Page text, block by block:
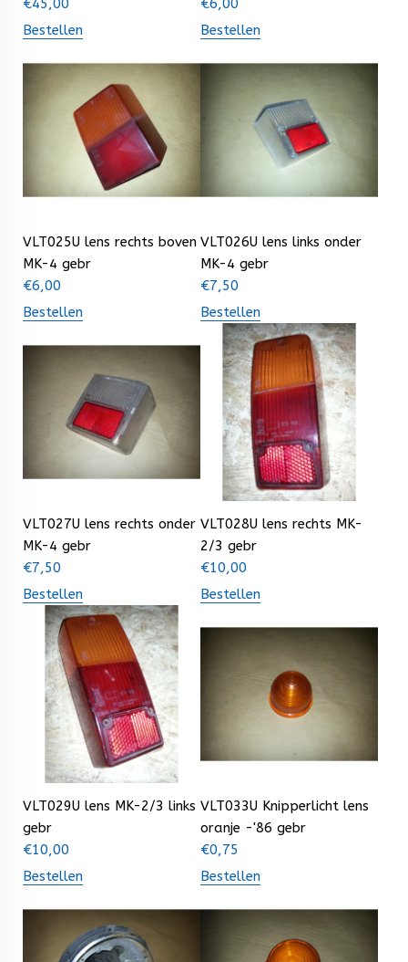
€45,00
Bestellen
€6,00
Bestellen
VLT025U lens rechts boven
MK-4 gebr
€6,00
Bestellen
VLT026U lens links onder
MK-4 gebr
€7,50
Bestellen
VLT027U lens rechts onder
MK-4 gebr
€7,50
Bestellen
VLT028U lens rechts MK-
2/3 gebr
€10,00
Bestellen
VLT029U lens MK-2/3 links
gebr
€10,00
Bestellen
VLT033U Knipperlicht lens
oranje -'86 gebr
€0,75
Bestellen